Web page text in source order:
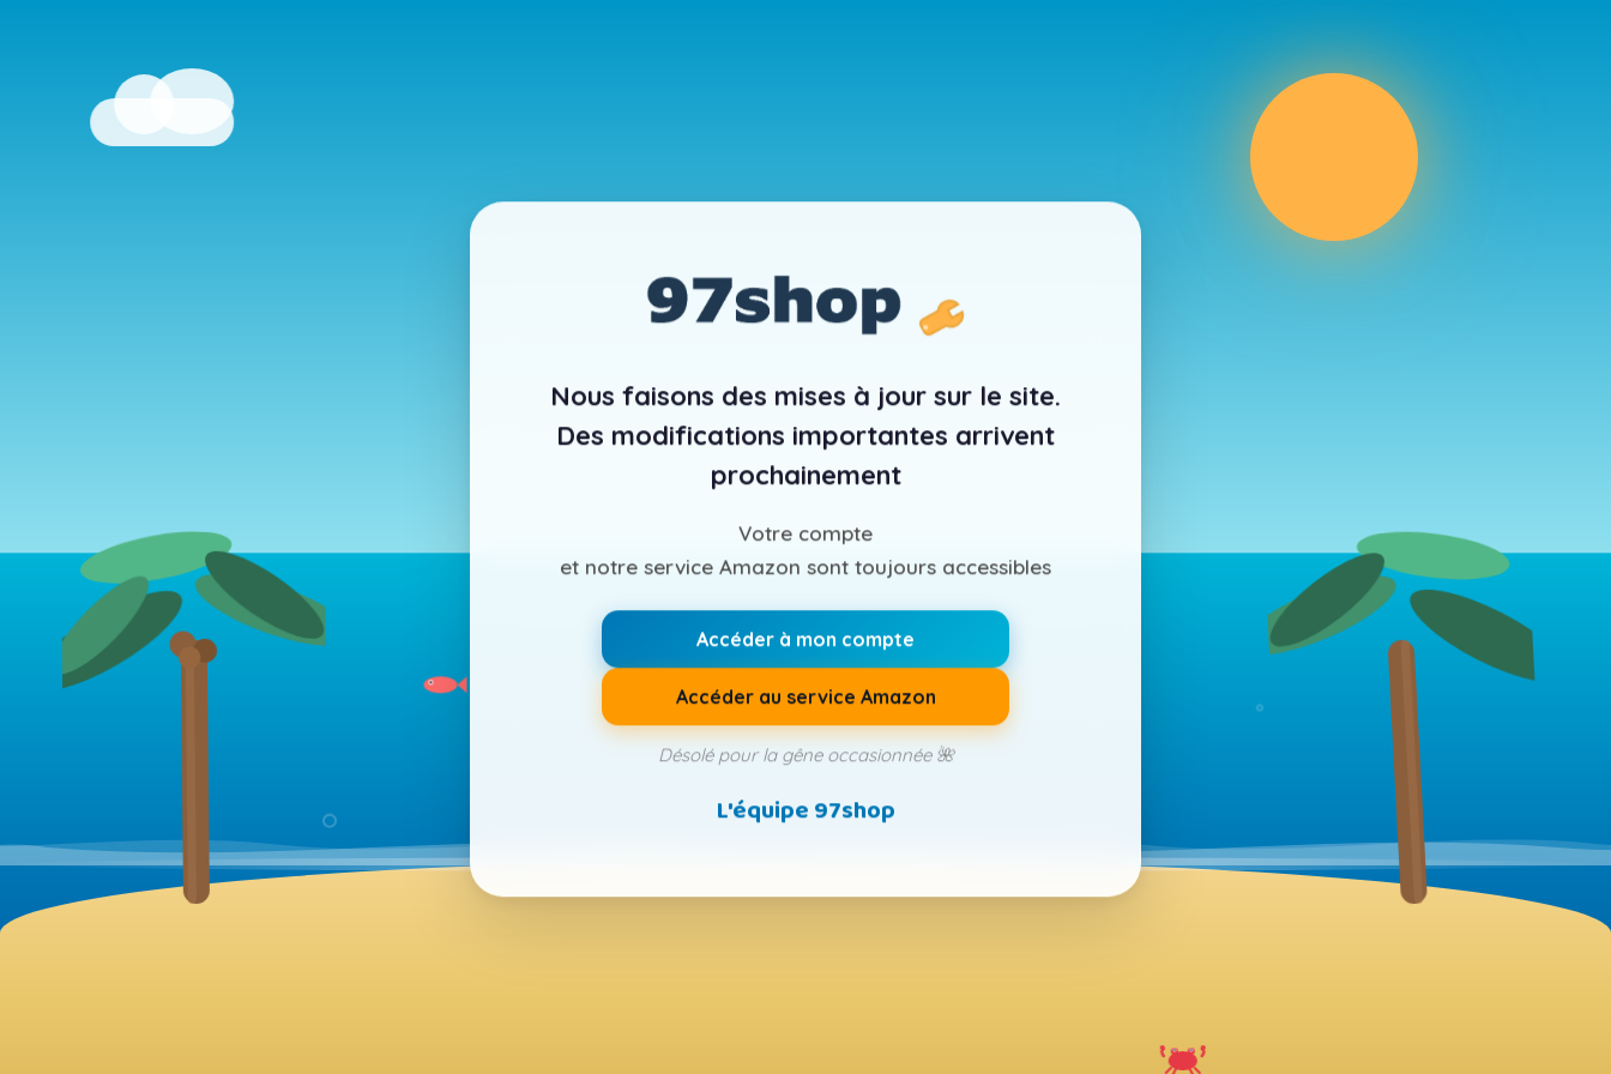
Nous faisons des mises à jour sur le site.
Des modifications importantes arrivent
prochainement
Votre compte
et notre service Amazon sont toujours accessibles
Accéder à mon compte
Accéder au service Amazon
Désolé pour la gêne occasionnée 🌺
L'équipe 97shop